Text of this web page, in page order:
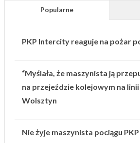
Popularne
PKP Intercity reaguje na pożar
“Myślała, że maszynista ją
na przejeździe kolejowym na linii
Wolsztyn
Nie żyje maszynista pociągu